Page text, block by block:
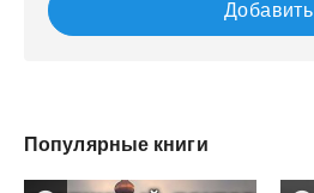
Добавить
Популярные книги